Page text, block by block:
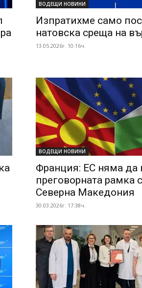
ВОДЕЩИ НОВИНИ
Изпратихме само
натовска среща на
13.05.2026г. 10:16ч.
ВОДЕЩИ НОВИНИ
Франция: ЕС няма да
преговорната рамка
Северна Македония
30.03.2026г. 17:38ч.